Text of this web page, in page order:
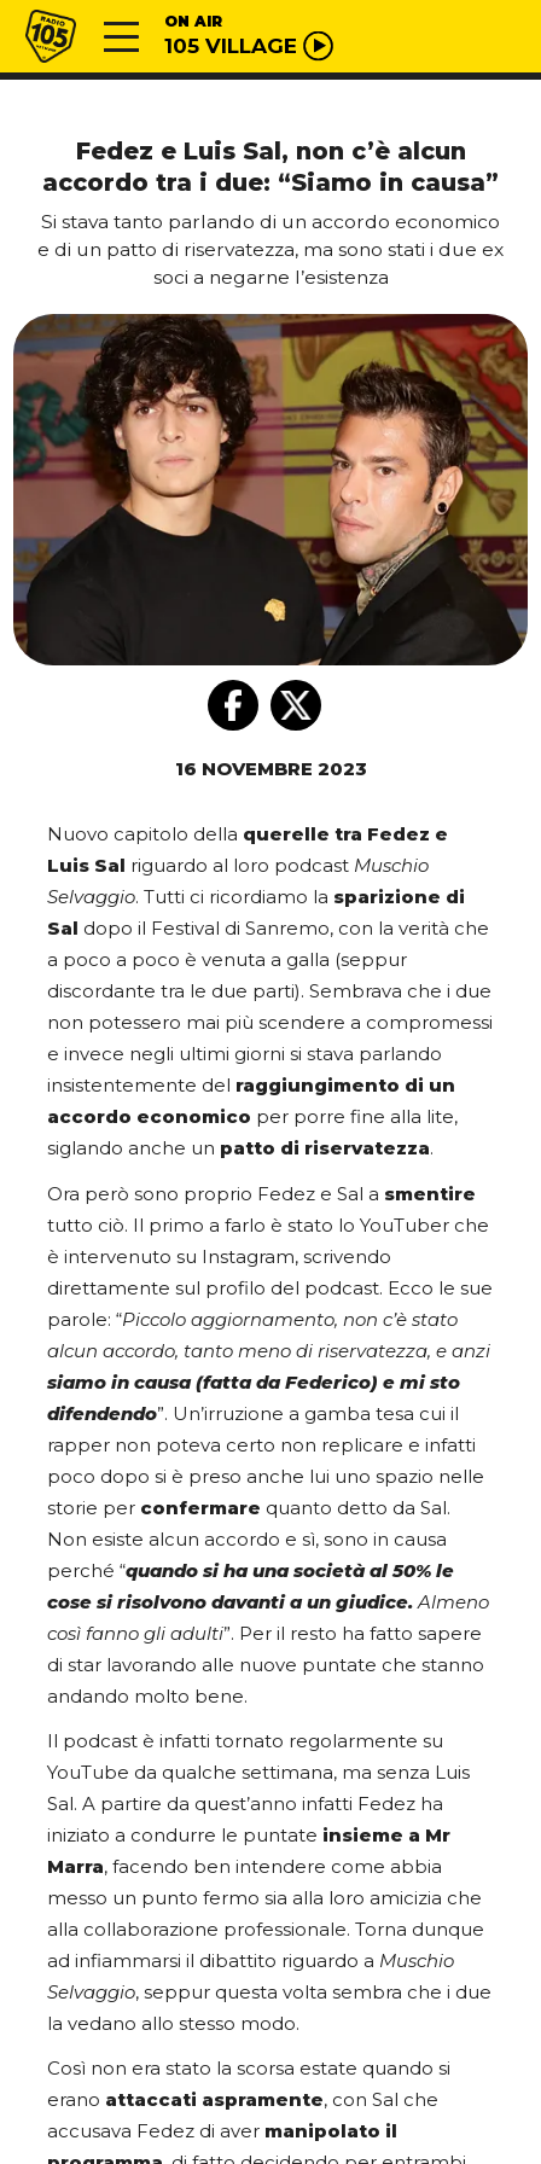
Vai al contenuto
Radio 105 ON AIR
105 VILLAGE
Fedez e Luis Sal, non c’è alcun
accordo tra i due: “Siamo in causa”
Si stava tanto parlando di un accordo economico
e di un patto di riservatezza, ma sono stati i due ex
soci a negarne l’esistenza
16 NOVEMBRE 2023
Nuovo capitolo della querelle tra Fedez e
Luis Sal riguardo al loro podcast Muschio
Selvaggio. Tutti ci ricordiamo la sparizione di
Sal
dopo il Festival di Sanremo, con la verità che
a poco a poco è venuta a galla (seppur
discordante tra le due parti). Sembrava che i due
non potessero mai più scendere a compromessi
e invece negli ultimi giorni si stava parlando
insistentemente del raggiungimento di un
accordo economico per porre fine alla lite,
siglando anche un patto di riservatezza.
Ora però sono proprio Fedez e Sal a smentire
tutto ciò. Il primo a farlo è stato lo YouTuber che
è intervenuto su Instagram, scrivendo
direttamente sul profilo del podcast. Ecco le sue
parole: “Piccolo aggiornamento, non c’è stato
alcun accordo, tanto meno di riservatezza, e anzi
siamo in causa (fatta da Federico) e mi sto
difendendo”. Un’irruzione a gamba tesa cui il
rapper non poteva certo non replicare e infatti
poco dopo si è preso anche lui uno spazio nelle
storie per confermare quanto detto da Sal.
Non esiste alcun accordo e sì, sono in causa
perché “quando si ha una società al 50% le
cose si risolvono davanti a un giudice. Almeno
così fanno gli adulti”. Per il resto ha fatto sapere
di star lavorando alle nuove puntate che stanno
andando molto bene.
Il podcast è infatti tornato regolarmente su
YouTube da qualche settimana, ma senza Luis
Sal. A partire da quest’anno infatti Fedez ha
iniziato a condurre le puntate insieme a Mr
Marra, facendo ben intendere come abbia
messo un punto fermo sia alla loro amicizia che
alla collaborazione professionale. Torna dunque
ad infiammarsi il dibattito riguardo a Muschio
Selvaggio, seppur questa volta sembra che i due
la vedano allo stesso modo.
Così non era stato la scorsa estate quando si
erano attaccati aspramente, con Sal che
accusava Fedez di aver manipolato il